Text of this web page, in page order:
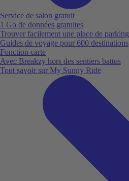
Service de salon gratuit
1 Go de données gratuites
Trouver facilement une place de parking
Guides de voyage pour 600 destinations
Fonction carte
Avec Breakzy hors des sentiers battus
Tout savoir sur My Sunny Ride